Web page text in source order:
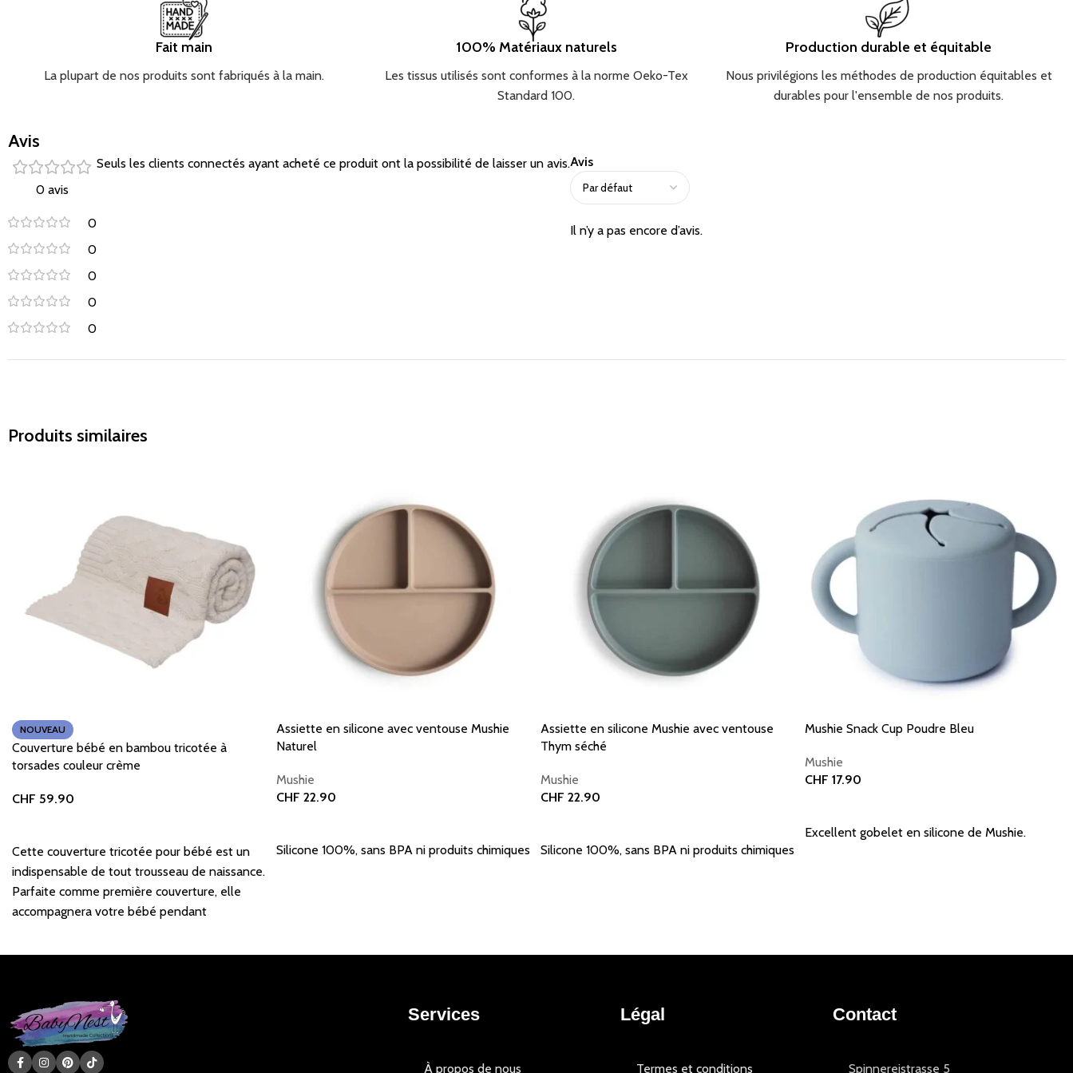
Fait main
La plupart de nos produits sont fabriqués à la main.
100% Matériaux naturels
Les tissus utilisés sont conformes à la norme Oeko-Tex
Standard 100.
Production durable et équitable
Nous privilégions les méthodes de production équitables et
durables pour l'ensemble de nos produits.
Avis
0 avis
0
0
0
0
0
Avis
Il n’y a pas encore d’avis.
Seuls les clients connectés ayant acheté ce produit ont la possibilité de laisser un avis.
Produits similaires
NOUVEAU
Couverture bébé en bambou tricotée à
torsades couleur crème
CHF 59.90
Cette couverture tricotée pour bébé est un
indispensable de tout trousseau de naissance.
Parfaite comme première couverture, elle
accompagnera votre bébé pendant
Assiette en silicone avec ventouse Mushie
Naturel
Mushie
CHF 22.90
Silicone 100%, sans BPA ni produits chimiques
Assiette en silicone Mushie avec ventouse
Thym séché
Mushie
CHF 22.90
Silicone 100%, sans BPA ni produits chimiques
Mushie Snack Cup Poudre Bleu
Mushie
CHF 17.90
Excellent gobelet en silicone de Mushie.
Services
À propos de nous
Légal
Termes et conditions
Contact
Spinnereistrasse 5